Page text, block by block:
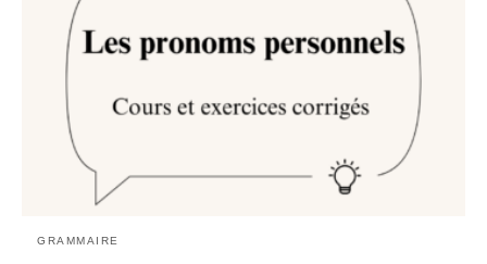
GRAMMAIRE